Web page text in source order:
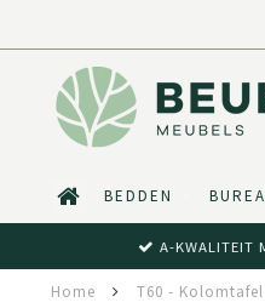
BEDDEN
A-KWALITEIT
Home T60 -